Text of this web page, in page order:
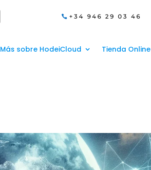
+34 946 29 03 46
Más sobre HodeiCloud Tienda Online